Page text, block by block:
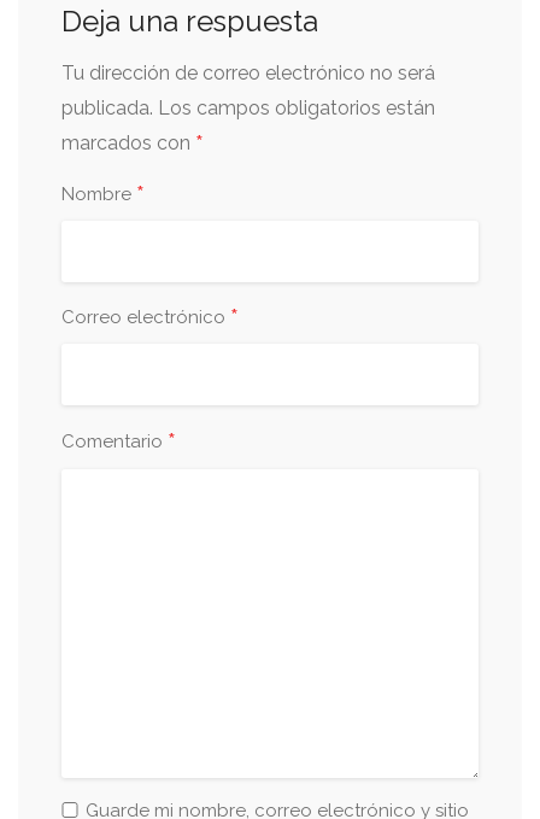
Deja una respuesta
Tu dirección de correo electrónico no será
publicada. Los campos obligatorios están
marcados con *
Nombre *
Correo electrónico *
Comentario *
Guarde mi nombre, correo electrónico y sitio